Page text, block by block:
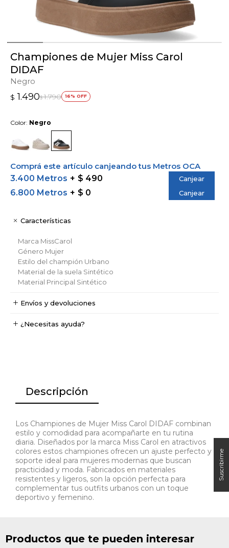
Championes de Mujer Miss Carol
DIDAF
Negro
$ 1.490$ 1.790 16
Color: Negro
Comprá este artículo canjeando tus Metros OCA
3.400 Metros
$ 490 Canjear
6.800 Metros $ 0 Canjear
Características
Marca MissCarol
Género Mujer
Estilo del champión Urbano
Material de la suela Sintético
Material Principal Sintético
Envíos y devoluciones
¿Necesitas ayuda?
Descripción
Los Championes de Mujer Miss Carol DIDAF combinan
estilo y comodidad para acompañarte en tu rutina
diaria. Diseñados por la marca Miss Carol en atractivos
colores estos championes ofrecen un ajuste perfecto y
soporte ideal para mujeres modernas que buscan
practicidad y moda. Fabricados en materiales
resistentes y ligeros, son la opción perfecta para
complementar tus outfits urbanos con un toque
deportivo y femenino.
Productos que te pueden interesar